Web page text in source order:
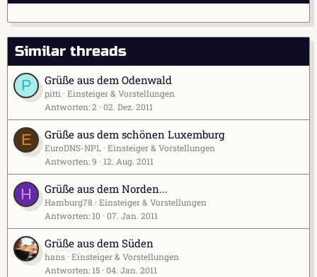
Similar threads
P
Grüße aus dem Odenwald
pitti
Einsteiger & Vorstellungen
Antworten 2 02. Dez. 2011
E Grüße aus dem schönen Luxemburg
EuroDNS-NPL Einsteiger & Vorstellungen
Antworten 9 12. Aug. 2011
H Grüße aus dem Norden...
Hamburg78
Einsteiger & Vorstellungen
Antworten 10 07. Jan. 2011
Grüße aus dem Süden
hans Einsteiger & Vorstellungen
Antworten 15 04. Jan. 2011